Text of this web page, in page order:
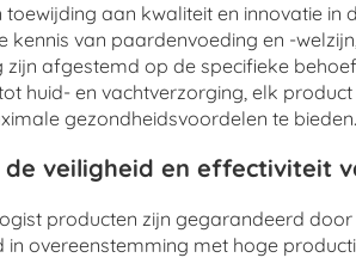
aan kwaliteit en innovatie in
van paardenvoeding en -
afgestemd op de specifieke
huid- en vachtverzorging, elk
gezondheidsvoordelen te bieden.
veiligheid en effectiviteit
producten zijn gegarandeerd
overeenstemming met hoge